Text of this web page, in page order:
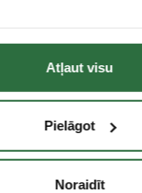
Atļaut visu
Pielāgot
Noraidīt